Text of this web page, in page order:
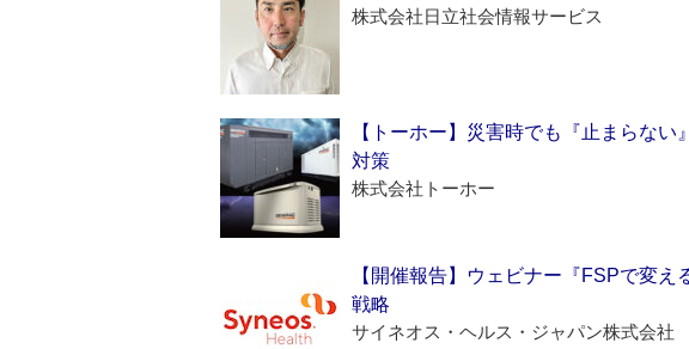
株式会社日立社会情報サービス
【トーホー】災害時でも『止まらな
対策
株式会社トーホー
【開催報告】ウェビナー『FSPで変
戦略
サイネオス・ヘルス・ジャパン株式会社